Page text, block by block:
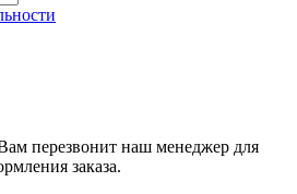
перезвонит наш менеджер для
заказа.